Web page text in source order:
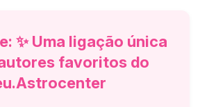
✨ Uma ligação única
favoritos do